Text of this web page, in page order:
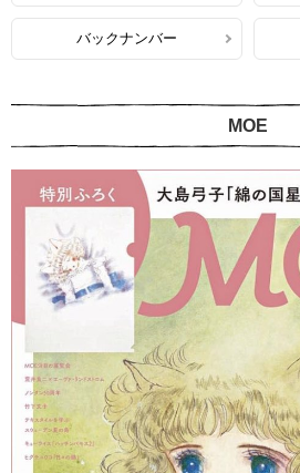
バックナンバー
MOE